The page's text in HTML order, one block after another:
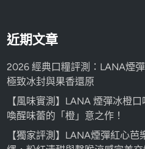
近期文章
2026 經典口糧評測：LANA煙
極致冰封與果香還原
【風味實測】LANA 煙彈冰橙
喚醒味蕾的「橙」意之作！
【獨家評測】LANA煙彈紅心